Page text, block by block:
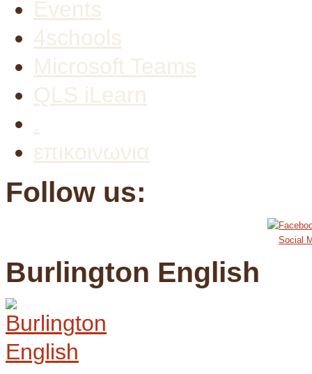
Events
4schools
Microsoft Teams
QLS iLearn
.
επικοινωνια
Follow us:
Social
Burlington English